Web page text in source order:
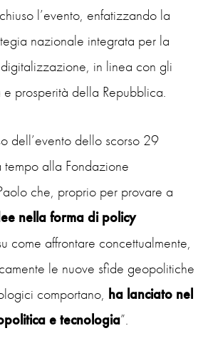
l’evento, enfatizzando la
nazionale integrata per la
in linea con gli
prosperità della Repubblica.
dell’evento dello scorso 29
alla Fondazione
che, proprio per provare a
nella forma di policy
come affrontare concettualmente,
le nuove sfide geopolitiche
comportano, ha lanciato nel
e tecnologia”.